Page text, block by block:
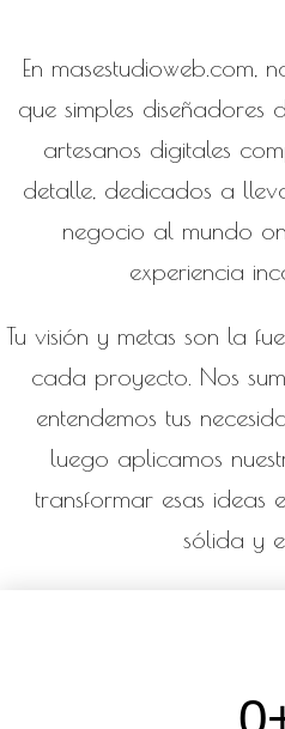
En masestudioweb.com,
que simples diseñadores
artesanos digitales
detalle, dedicados a
negocio al mundo
experiencia
Tu visión y metas son la
cada proyecto. Nos
entendemos tus
luego aplicamos
transformar esas ideas
sólida y